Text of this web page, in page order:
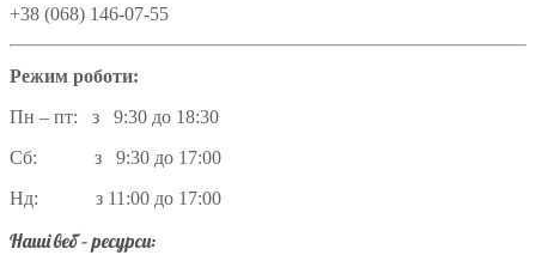
+38 (068) 146-07-55
Режим роботи:
Пн – пт: з 9:30 до 18:30
Сб: з 9:30 до 17:00
Нд: з 11:00 до 17:00
Наші веб – ресурси: